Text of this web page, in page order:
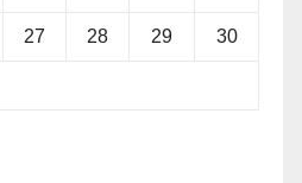
27 28 29 30